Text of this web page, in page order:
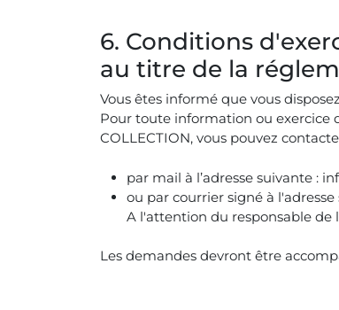
6. Conditions
au titre de la
Vous êtes informé que vous
Pour toute information ou exercice
COLLECTION, vous pouvez
par mail à l’adresse suivante :
ou par courrier signé à
A l'attention du responsable de
Les demandes devront être